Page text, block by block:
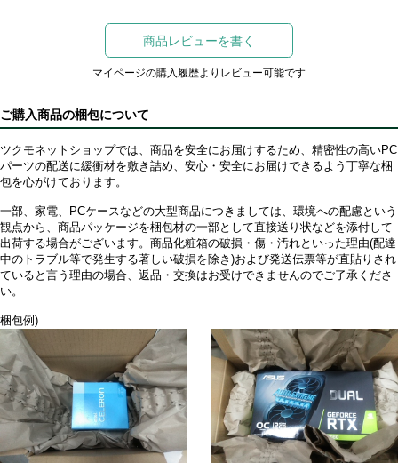
商品レビューを書く
マイページの購入履歴よりレビュー可能です
ご購入商品の梱包について
ツクモネットショップでは、商品を安全にお届けするため、精密性の高いPC
パーツの配送に緩衝材を敷き詰め、安心・安全にお届けできるよう丁寧な梱
包を心がけております。
一部、家電、PCケースなどの大型商品につきましては、環境への配慮という
観点から、商品パッケージを梱包材の一部として直接送り状などを添付して
出荷する場合がございます。商品化粧箱の破損・傷・汚れといった理由(配達
中のトラブル等で発生する著しい破損を除き)および発送伝票等が直貼りされ
ていると言う理由の場合、返品・交換はお受けできませんのでご了承くださ
い。
梱包例)